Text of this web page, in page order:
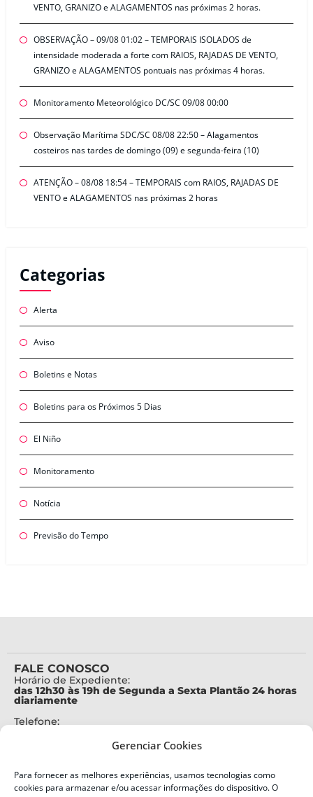
Gerenciar Cookies
Para fornecer as melhores experiências, usamos tecnologias como
cookies para armazenar e/ou acessar informações do dispositivo. O
VENTO, GRANIZO e ALAGAMENTOS nas próximas 2 horas.
OBSERVAÇÃO – 09/08 01:02 – TEMPORAIS ISOLADOS de
intensidade moderada a forte com RAIOS, RAJADAS DE VENTO,
GRANIZO e ALAGAMENTOS pontuais nas próximas 4 horas.
Monitoramento Meteorológico DC/SC 09/08 00:00
Observação Marítima SDC/SC 08/08 22:50 – Alagamentos
costeiros nas tardes de domingo (09) e segunda-feira (10)
ATENÇÃO – 08/08 18:54 – TEMPORAIS com RAIOS, RAJADAS DE
VENTO e ALAGAMENTOS nas próximas 2 horas
Categorias
Alerta
Aviso
Boletins e Notas
Boletins para os Próximos 5 Dias
El Niño
Monitoramento
Notícia
Previsão do Tempo
FALE CONOSCO
Horário de Expediente:
das 12h30 às 19h de Segunda a Sexta Plantão 24 horas
diariamente
Telefone:
Alertas Defesa Civil: